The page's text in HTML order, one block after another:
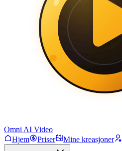
Omni AI Video
Hjem
Priser Mine kreasjoner